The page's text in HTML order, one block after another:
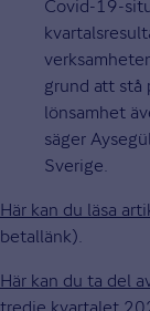
Covid-19-
grund att stå
lönsamhet
säger
Sverige.
Här kan du läsa
betallänk).
Här kan du ta del